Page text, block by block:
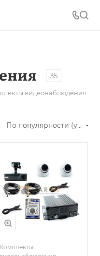
35
видеонаблюдения
По популярности (убывание)
Комплекты